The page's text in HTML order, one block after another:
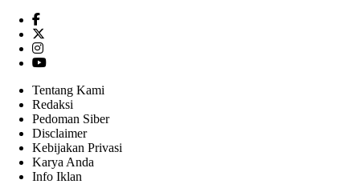
Tentang Kami
Redaksi
Pedoman Siber
Disclaimer
Kebijakan Privasi
Karya Anda
Info Iklan